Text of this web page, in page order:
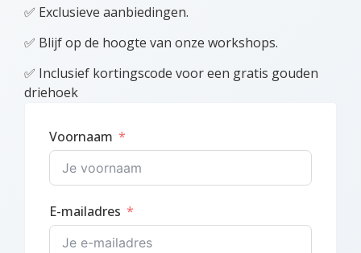
✅ Exclusieve aanbiedingen.
✅ Blijf op de hoogte van onze workshops.
✅ Inclusief kortingscode voor een gratis gouden
driehoek
Voornaam
E-mailadres